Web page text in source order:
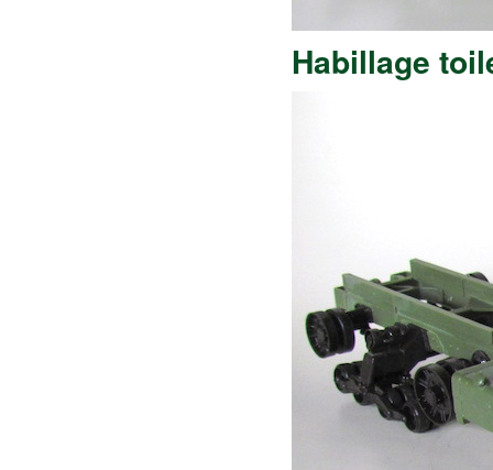
Habillage